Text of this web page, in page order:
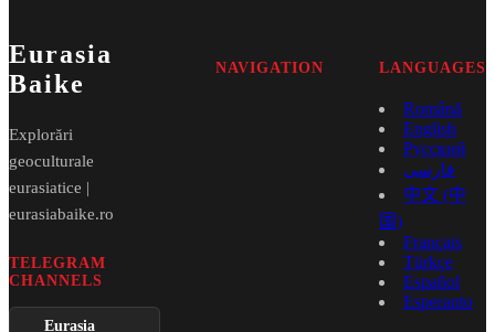
Eurasia
Baike
Explorări
geoculturale
eurasiatice |
eurasiabaike.ro
TELEGRAM
CHANNELS
Eurasia
NAVIGATION LANGUAGES
Română
English
Русский
فارسی
中文 (中
国)
Français
Türkçe
Español
Esperanto